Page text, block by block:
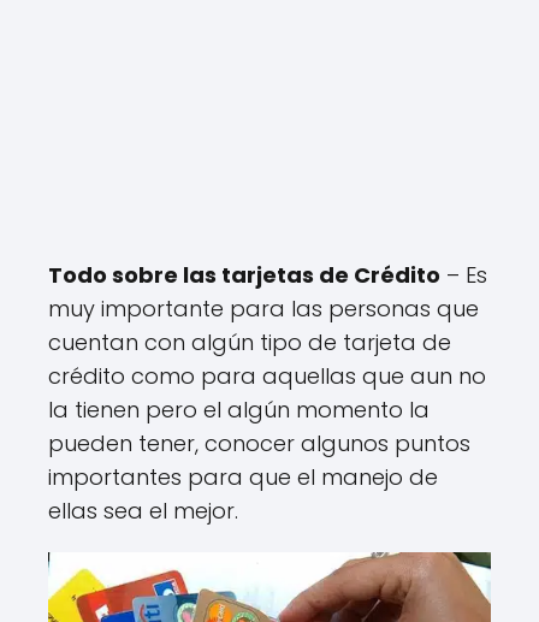
Todo sobre las tarjetas de Crédito – Es
muy importante para las personas que
cuentan con algún tipo de tarjeta de
crédito como para aquellas que aun no
la tienen pero el algún momento la
pueden tener, conocer algunos puntos
importantes para que el manejo de
ellas sea el mejor.